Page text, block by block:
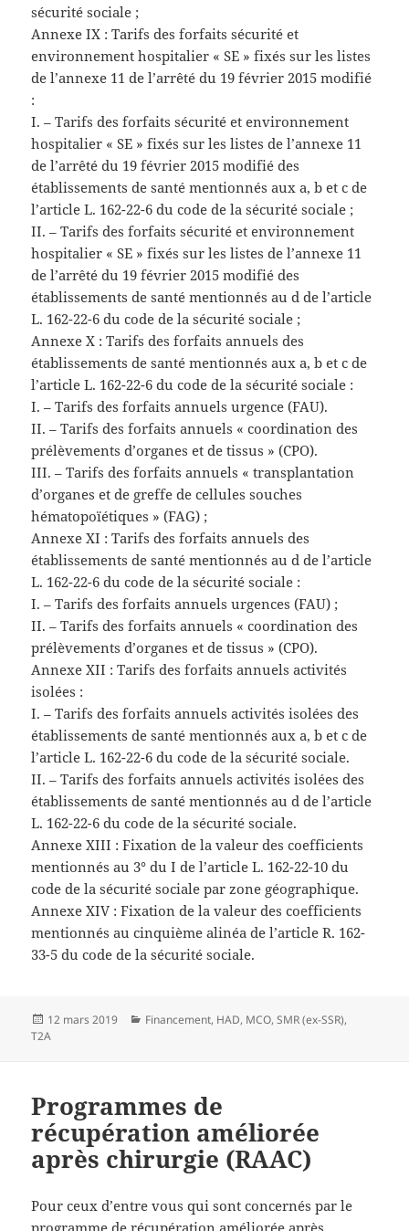
sécurité sociale ;
Annexe IX : Tarifs des forfaits sécurité et
environnement hospitalier « SE » fixés sur les listes
de l’annexe 11 de l’arrêté du 19 février 2015 modifié
:
I. – Tarifs des forfaits sécurité et environnement
hospitalier « SE » fixés sur les listes de l’annexe 11
de l’arrêté du 19 février 2015 modifié des
établissements de santé mentionnés aux a, b et c de
l’article L. 162-22-6 du code de la sécurité sociale ;
II. – Tarifs des forfaits sécurité et environnement
hospitalier « SE » fixés sur les listes de l’annexe 11
de l’arrêté du 19 février 2015 modifié des
établissements de santé mentionnés au d de l’article
L. 162-22-6 du code de la sécurité sociale ;
Annexe X : Tarifs des forfaits annuels des
établissements de santé mentionnés aux a, b et c de
l’article L. 162-22-6 du code de la sécurité sociale :
I. – Tarifs des forfaits annuels urgence (FAU).
II. – Tarifs des forfaits annuels « coordination des
prélèvements d’organes et de tissus » (CPO).
III. – Tarifs des forfaits annuels « transplantation
d’organes et de greffe de cellules souches
hématopoïétiques » (FAG) ;
Annexe XI : Tarifs des forfaits annuels des
établissements de santé mentionnés au d de l’article
L. 162-22-6 du code de la sécurité sociale :
I. – Tarifs des forfaits annuels urgences (FAU) ;
II. – Tarifs des forfaits annuels « coordination des
prélèvements d’organes et de tissus » (CPO).
Annexe XII : Tarifs des forfaits annuels activités
isolées :
I. – Tarifs des forfaits annuels activités isolées des
établissements de santé mentionnés aux a, b et c de
l’article L. 162-22-6 du code de la sécurité sociale.
II. – Tarifs des forfaits annuels activités isolées des
établissements de santé mentionnés au d de l’article
L. 162-22-6 du code de la sécurité sociale.
Annexe XIII : Fixation de la valeur des coefficients
mentionnés au 3° du I de l’article L. 162-22-10 du
code de la sécurité sociale par zone géographique.
Annexe XIV : Fixation de la valeur des coefficients
mentionnés au cinquième alinéa de l’article R. 162-
33-5 du code de la sécurité sociale.
Publié
le
12 mars 2019 Catégories
Financement, HAD, MCO,SMR (ex-SSR),
T2A
Programmes de
récupération améliorée
après chirurgie (RAAC)
Pour ceux d’entre vous qui sont concernés par le
programme de récupération améliorée après